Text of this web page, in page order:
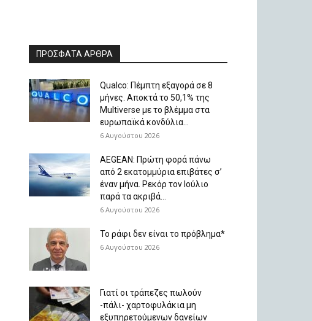
ΠΡΟΣΦΑΤΑ ΑΡΘΡΑ
Qualco: Πέμπτη εξαγορά σε 8
μήνες. Aποκτά το 50,1% της
Multiverse με το βλέμμα στα
ευρωπαϊκά κονδύλια...
6 Αυγούστου 2026
AEGEAN: Πρώτη φορά πάνω
από 2 εκατομμύρια επιβάτες σ’
έναν μήνα. Ρεκόρ τον Ιούλιο
παρά τα ακριβά...
6 Αυγούστου 2026
Το ράφι δεν είναι το πρόβλημα*
6 Αυγούστου 2026
Γιατί οι τράπεζες πωλούν
-πάλι- χαρτοφυλάκια μη
εξυπηρετούμενων δανείων